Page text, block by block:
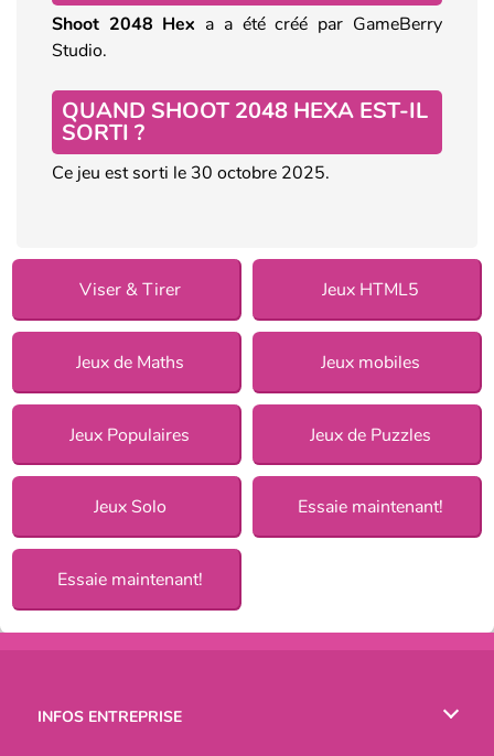
Shoot 2048 Hex a a été créé par GameBerry
Studio.
QUAND SHOOT 2048 HEXA EST-IL
SORTI ?
Ce jeu est sorti le 30 octobre 2025.
Viser & Tirer Jeux HTML5
Jeux de Maths Jeux mobiles
Jeux Populaires Jeux de Puzzles
Jeux Solo Essaie maintenant!
Essaie maintenant!
INFOS ENTREPRISE